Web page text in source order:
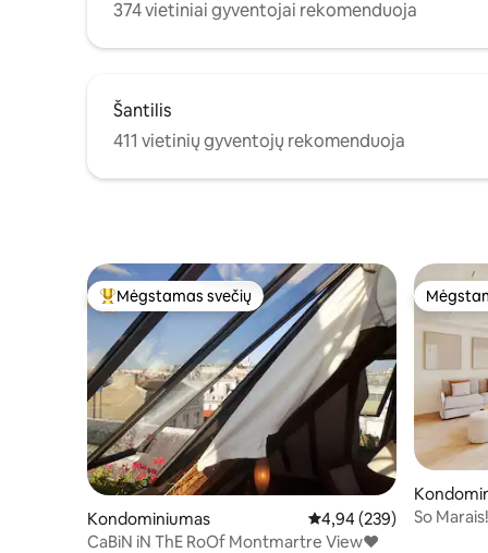
374 vietiniai gyventojai rekomenduoja
Šantilis
411 vietinių gyventojų rekomenduoja
Svečių mėgstamiausias
Mėgstamas svečių
Kondominiumas Vidutinis įvertinimas:
4,94 (239)
CaBiN iN ThE RoOf Montmartre View♥
So